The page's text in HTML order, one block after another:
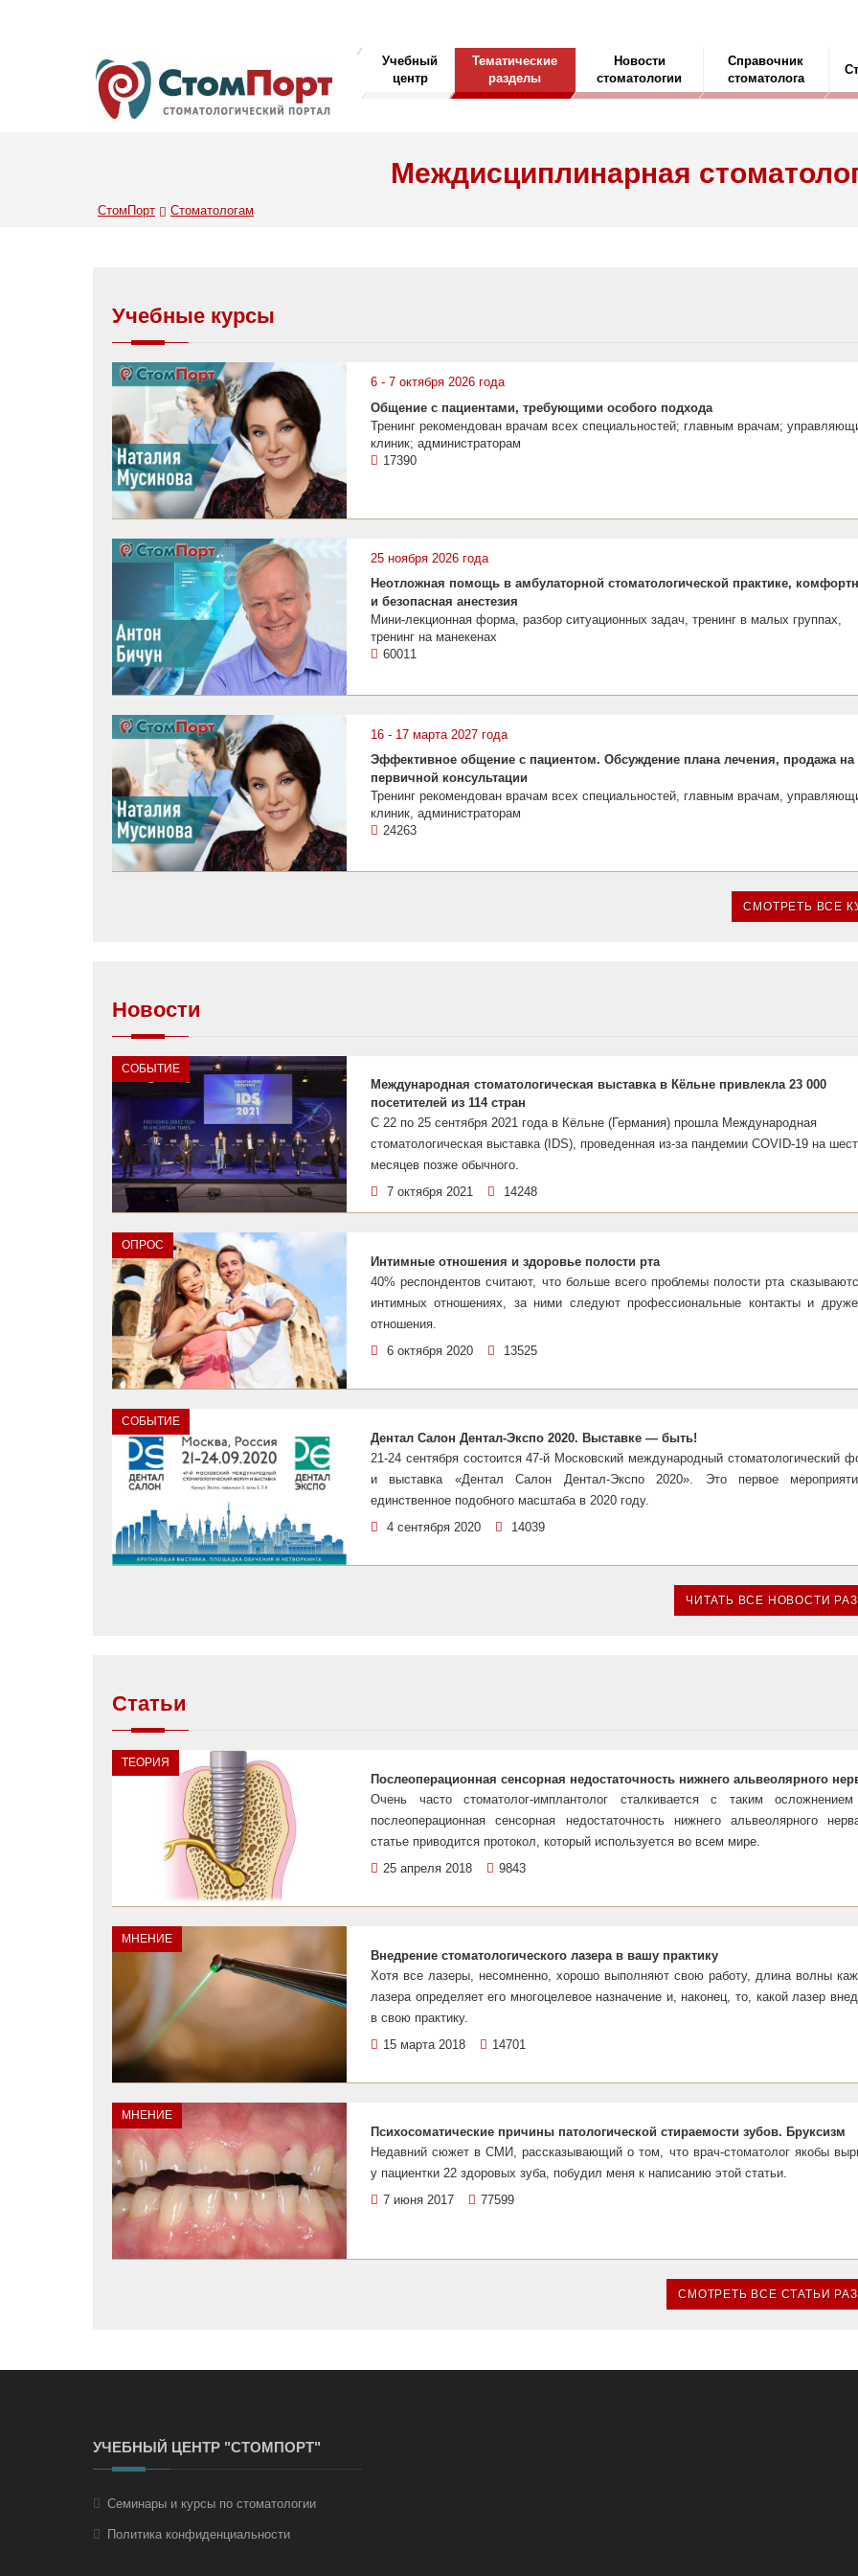
Учебный
центр
Тематические
разделы
Новости
стоматологии
Справочник
стоматолога
Междисциплинарная
СтомПорт Стоматологам
Учебные курсы
6 - 7 октября 2026 года
Общение с пациентами, требующими особого подхода
Тренинг рекомендован врачам всех специальностей; главным врачам;
клиник; администраторам
17390
25 ноября 2026 года
Неотложная помощь в амбулаторной стоматологической практике,
и безопасная анестезия
Мини-лекционная форма, разбор ситуационных задач, тренинг в малых группах,
тренинг на манекенах
60011
16 - 17 марта 2027 года
Эффективное общение с пациентом. Обсуждение плана лечения, продажа на
первичной консультации
Тренинг рекомендован врачам всех специальностей, главным врачам,
клиник, администраторам
24263
СМОТРЕТЬ ВСЕ
Новости
СОБЫТИЕ
Международная стоматологическая выставка в Кёльне привлекла 23 000
посетителей из 114 стран
С 22 по 25 сентября 2021 года в Кёльне (Германия) прошла Международная
стоматологическая выставка (IDS), проведенная из-за пандемии COVID-19 на
месяцев позже обычного.
7 октября 2021
14248
ОПРОС
Интимные отношения и здоровье полости рта
40% респондентов считают, что больше всего проблемы полости рта
интимных отношениях, за ними следуют профессиональные контакты и
отношения.
6 октября 2020
13525
СОБЫТИЕ
Дентал Салон Дентал-Экспо 2020. Выставке — быть!
21-24 сентября состоится 47-й Московский международный стоматологический
и выставка «Дентал Салон Дентал-Экспо 2020». Это первое
единственное подобного масштаба в 2020 году.
4 сентября 2020
14039
ЧИТАТЬ ВСЕ НОВОСТИ
Статьи
ТЕОРИЯ
Послеоперационная сенсорная недостаточность нижнего альвеолярного
Очень часто стоматолог-имплантолог сталкивается с таким
послеоперационная сенсорная недостаточность нижнего альвеолярного
статье приводится протокол, который используется во всем мире.
25 апреля 2018
9843
МНЕНИЕ
Внедрение стоматологического лазера в вашу практику
Хотя все лазеры, несомненно, хорошо выполняют свою работу, длина волны
лазера определяет его многоцелевое назначение и, наконец, то, какой лазер
в свою практику.
15 марта 2018
14701
МНЕНИЕ
Психосоматические причины патологической стираемости зубов. Бруксизм
Недавний сюжет в СМИ, рассказывающий о том, что врач-стоматолог якобы
у пациентки 22 здоровых зуба, побудил меня к написанию этой статьи.
7 июня 2017
77599
СМОТРЕТЬ ВСЕ СТАТЬИ
УЧЕБНЫЙ ЦЕНТР "СТОМПОРТ"
Семинары и курсы по стоматологии
Политика конфиденциальности